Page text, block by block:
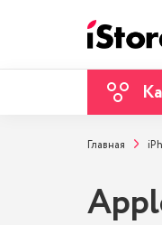
Главная